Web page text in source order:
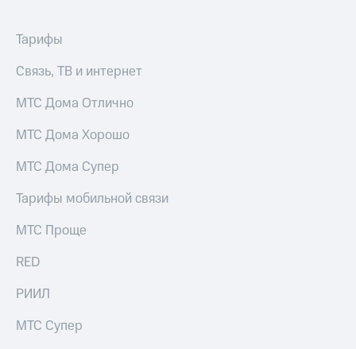
интернет
Домашнее
Спутниковое
ТВ
Домашний
телефон
МТС
Premium
на гигабайты
фильмы,
и многое
подписки
Тарифы
Связь, ТВ и интернет
МТС Дома Отлично
МТС Дома Хорошо
МТС Дома Супер
Тарифы мобильной связи
МТС Проще
RED
РИИЛ
МТС Супер